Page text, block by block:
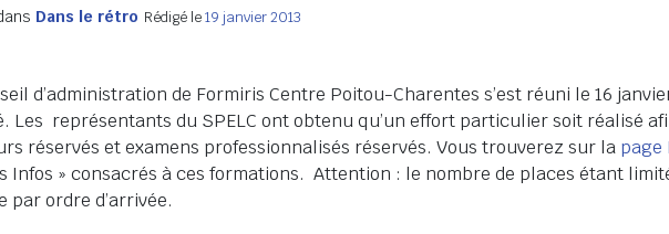
Dans le rétro Rédigé le19 janvier 2013
d’administration de Formiris Centre Poitou-Charentes s’est réuni le 16
Les représentants du SPELC ont obtenu qu’un effort particulier soit réalisé
réservés et examens professionnalisés réservés. Vous trouverez sur la page
Infos » consacrés à ces formations. Attention : le nombre de places étant
par ordre d’arrivée.